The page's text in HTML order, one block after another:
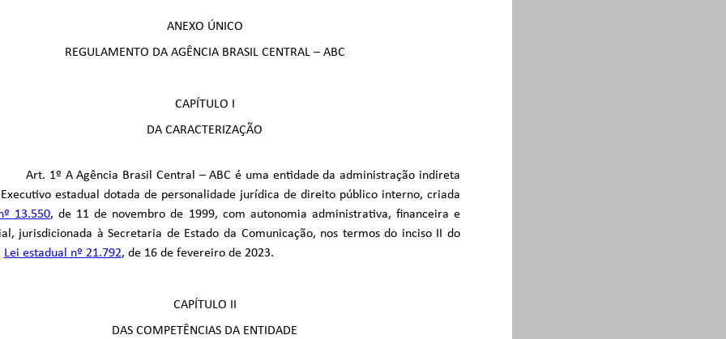
ANEXO ÚNICO
REGULAMENTO DA AGÊNCIA BRASIL CENTRAL – ABC
CAPÍTULO I
DA CARACTERIZAÇÃO
Art. 1º A Agência Brasil Central – ABC é uma entidade da administração indireta
estadual dotada de personalidade jurídica de direito público interno, criada
13.550, de 11 de novembro de 1999, com autonomia administrativa, ﬁnanceira e
jurisdicionada à Secretaria de Estado da Comunicação, nos termos do inciso II do
Lei estadual nº 21.792, de 16 de fevereiro de 2023.
CAPÍTULO II
DAS COMPETÊNCIAS DA ENTIDADE